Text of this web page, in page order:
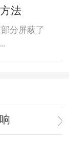
法
屏蔽了